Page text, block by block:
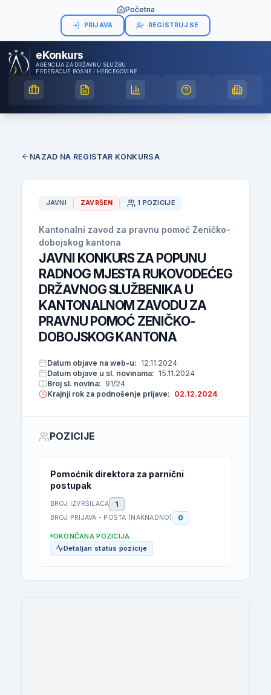
Početna
PRIJAVA REGISTRUJ SE
eKonkurs
AGENCIJA ZA DRŽAVNU SLUŽBU
FEDERACIJE BOSNE I HERCEGOVINE
NAZAD NA REGISTAR KONKURSA
JAVNI ZAVRŠEN 1 POZICIJE
Kantonalni zavod za pravnu pomoć Zeničko-
dobojskog kantona
JAVNI KONKURS ZA POPUNU
RADNOG MJESTA RUKOVODEĆEG
DRŽAVNOG SLUŽBENIKA U
KANTONALNOM ZAVODU ZA
PRAVNU POMOĆ ZENIČKO-
DOBOJSKOG KANTONA
Datum objave na web-u: 12.11.2024
Datum objave u sl. novinama: 15.11.2024
Broj sl. novina: 91/24
Krajnji rok za podnošenje prijave: 02.12.2024
POZICIJE
Pomoćnik direktora za parnični
postupak
BROJ IZVRŠILACA 1
BROJ PRIJAVA - POŠTA (NAKNADNO) 0
OKONČANA POZICIJA
Detaljan status pozicije